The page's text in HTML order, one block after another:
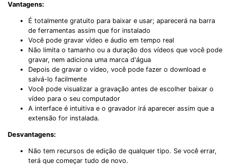
Vantagens:
É totalmente gratuito para baixar e usar; aparecerá na barra
de ferramentas assim que for instalado
Você pode gravar vídeo e áudio em tempo real
Não limita o tamanho ou a duração dos vídeos que você pode
gravar, nem adiciona uma marca d'água
Depois de gravar o vídeo, você pode fazer o download e
salvá-lo facilmente
Você pode visualizar a gravação antes de escolher baixar o
vídeo para o seu computador
A interface é intuitiva e o gravador irá aparecer assim que a
extensão for instalada.
Desvantagens:
Não tem recursos de edição de qualquer tipo. Se você errar,
terá que começar tudo de novo.